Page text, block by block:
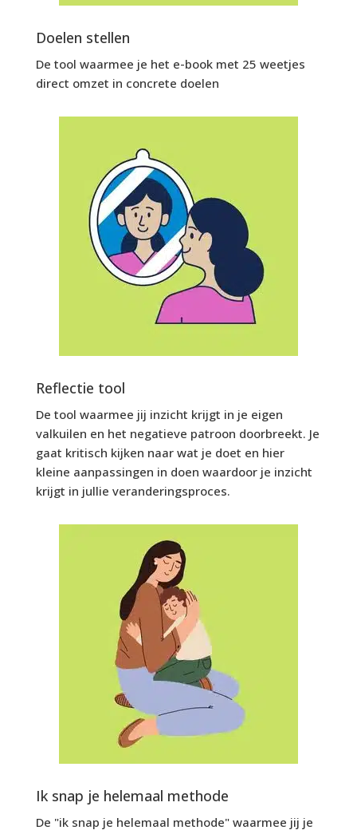
Doelen stellen
De tool waarmee je het e-book met 25 weetjes
direct omzet in concrete doelen
Reflectie tool
De tool waarmee jij inzicht krijgt in je eigen
valkuilen en het negatieve patroon doorbreekt. Je
gaat kritisch kijken naar wat je doet en hier
kleine aanpassingen in doen waardoor je inzicht
krijgt in jullie veranderingsproces.
Ik snap je helemaal methode
De "ik snap je helemaal methode" waarmee jij je